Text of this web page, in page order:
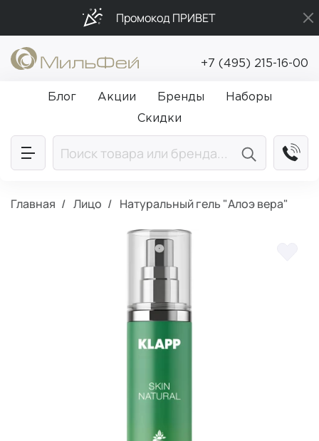
Промокод ПРИВЕТ
Подарки в каждый заказ от 5 000₽
Бесплатная доставка от 5 000₽
+7 (495) 215-16-00
Блог Акции Бренды
Наборы
Скидки
Главная Лицо Натуральный гель "Алоэ вера"